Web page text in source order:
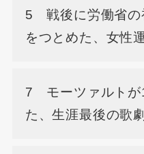
5 戦後に労働省の
をつとめた、女性
7 モーツァルトが
た、生涯最後の歌劇